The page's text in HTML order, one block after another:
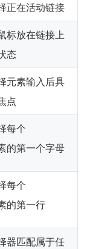
正在活动链接
标放在链接上
态
元素输入后具
点
每个
的第一个字母
每个
的第一行
器匹配属于任